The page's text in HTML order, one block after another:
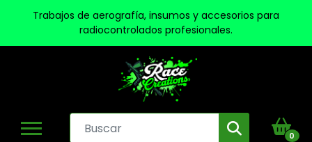
Trabajos de aerografía, insumos y accesorios para
radiocontrolados profesionales.
0